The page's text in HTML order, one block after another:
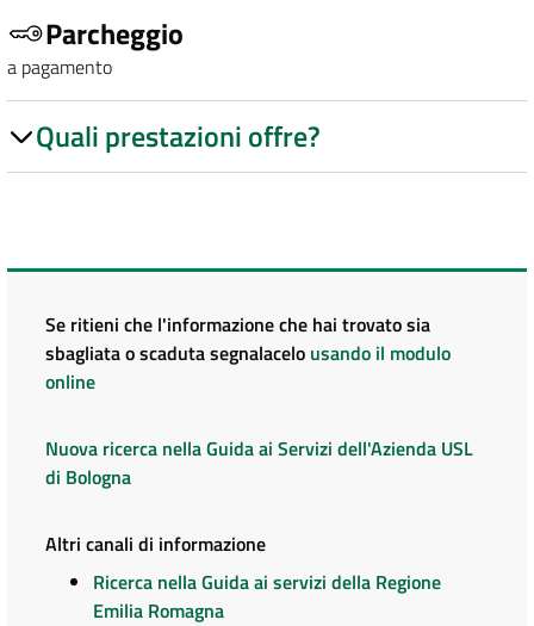
Parcheggio
a pagamento
Quali prestazioni offre?
Se ritieni che l'informazione che hai trovato sia
sbagliata o scaduta segnalacelo usando il modulo
online
Nuova ricerca nella Guida ai Servizi dell'Azienda USL
di Bologna
Altri canali di informazione
Ricerca nella Guida ai servizi della Regione
Emilia Romagna